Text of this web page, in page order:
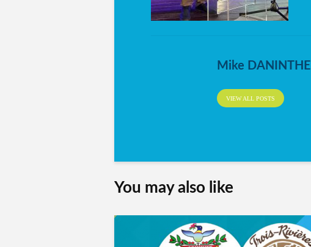
Mike DANINTHE
VIEW ALL POSTS
You may also like